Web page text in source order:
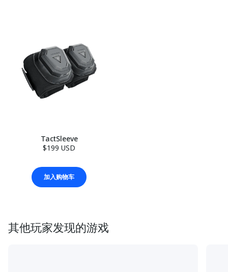
TactSleeve
$199 USD
加入购物车
其他玩家发现的游戏